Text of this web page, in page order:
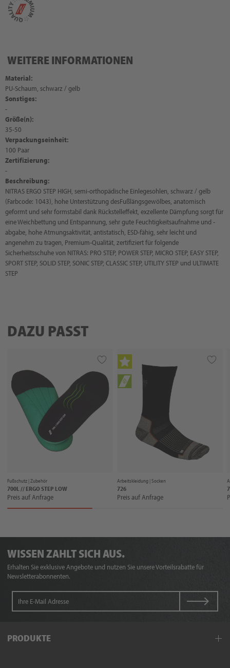
WEITERE INFORMATIONEN
Material:
PU-Schaum, schwarz / gelb
Sonstiges:
-
Größe(n):
35-50
Verpackungseinheit:
100 Paar
Zertifizierung:
-
Beschreibung:
NITRAS ERGO STEP HIGH, semi-orthopädische Einlegesohlen, schwarz / gelb
(Farbcode: 1043), hohe Unterstützung desFußlängsgewölbes, anatomisch
geformt und sehr formstabil dank Rückstelleffekt, exzellente Dämpfung sorgt für
eine Weichbettung und Entspannung, sehr gute Feuchtigkeitsaufnahme und -
abgabe, hohe Atmungsaktivität, antistatisch, ESD-fähig, sehr leicht und
angenehm zu tragen, Premium-Qualität, zertifiziert für folgende
Sicherheitsschuhe von NITRAS: PRO STEP, POWER STEP, MICRO STEP, EASY STEP,
SPORT STEP, SOLID STEP, SONIC STEP, CLASSIC STEP, UTILITY STEP und ULTIMATE
STEP
DAZU PASST
Fußschutz |Zubehör
700L // ERGO STEP LOW
Preis auf Anfrage
Arbeitskleidung |Socken
726
Preis auf Anfrage
WISSEN ZAHLT SICH AUS.
Erhalten Sie exklusive Angebote und nutzen Sie unsere Vorteilsrabatte für
Newsletterabonnenten.
PRODUKTE